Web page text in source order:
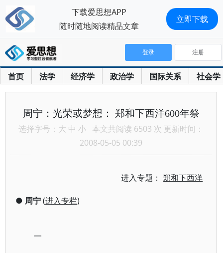
首页 法学 经济学 政治学 国际关系 社会学
登录 注册
周宁：光荣或梦想： 郑和下西洋600年祭
选择字号： 大 中 小 本文共阅读 6503 次 更新时间：
2008-05-05 00:39
进入专题：郑和下西洋
● 周宁(进入专栏)
一
下载爱思想APP
随时随地阅读精品文章
立即下载